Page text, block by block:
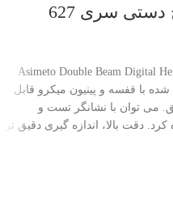
ارتفاع سنج دیجیتال با چرخ دستی سری 627
Asimeto Double Beam Digital
متر طراحی شده با قفسه و پینیون میکرو قابل
می توان با نشانگر تست و
دقت بالا، اندازه گیری دقیق تر.